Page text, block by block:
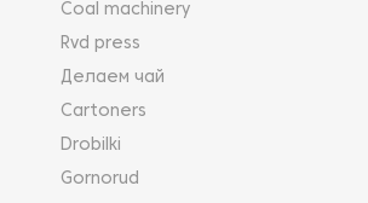
Coal machinery
Rvd press
Делаем чай
Cartoners
Drobilki
Gornorud